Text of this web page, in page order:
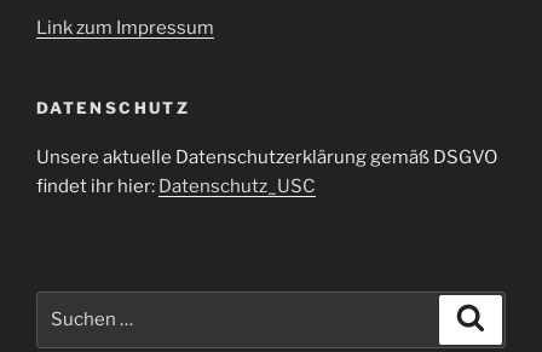
Link zum Impressum
DATENSCHUTZ
Unsere aktuelle Datenschutzerklärung gemäß DSGVO
findet ihr hier: Datenschutz_USC